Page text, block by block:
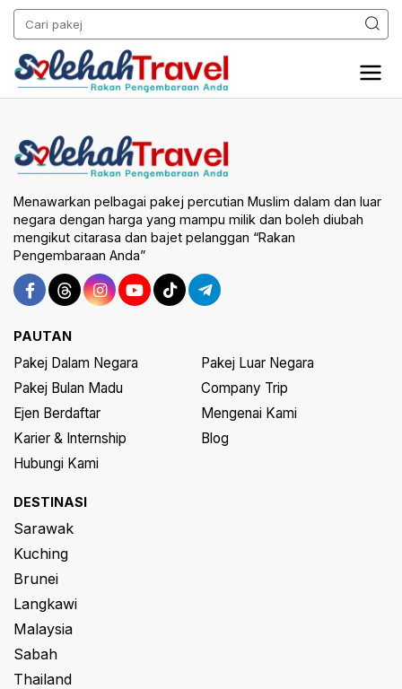
Menawarkan pelbagai pakej percutian Muslim dalam dan luar
negara dengan harga yang mampu milik dan boleh diubah
mengikut citarasa dan bajet pelanggan “Rakan
Pengembaraan Anda”
PAUTAN
Pakej Dalam Negara
Pakej Luar Negara
Pakej Bulan Madu
Company Trip
Ejen Berdaftar
Mengenai Kami
Karier & Internship
Blog
Hubungi Kami
DESTINASI
Sarawak
Kuching
Brunei
Langkawi
Malaysia
Sabah
Thailand